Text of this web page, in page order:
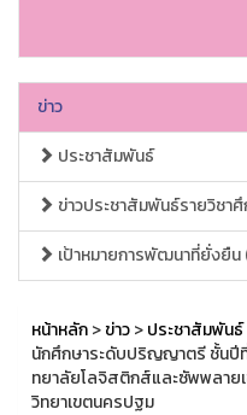
ข่าว
ประชาสัมพันธ์
ข่าวประชาสัมพันธ์รายวิชาศึ
เป้าหมายการพัฒนาที่ยั่งยืน
หน้าหลัก>ข่าว>ประชาสัมพันธ์
นักศึกษาระดับปริญญาตรี ชั้นปี
ทยาลัยโลจิสติกส์และซัพพลาย
วิทยาเขตนครปฐม